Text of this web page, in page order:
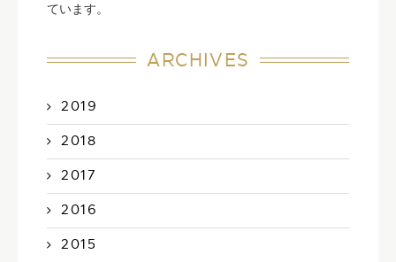
ています。
ARCHIVES
2019
2018
2017
2016
2015